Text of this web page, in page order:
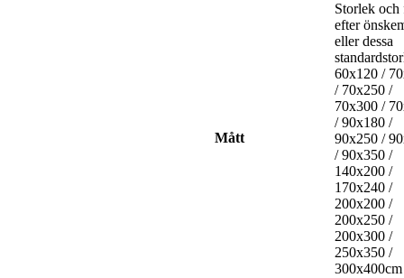
Mått
Storlek och
efter
eller dessa
60x120 /
/ 70x250 /
70x300 /
/ 90x180 /
90x250 /
/ 90x350 /
140x200 /
170x240 /
200x200 /
200x250 /
200x300 /
250x350 /
300x400cm